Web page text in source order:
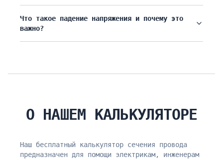
Что такое падение напряжения и почему это
важно?
О НАШЕМ КАЛЬКУЛЯТОРЕ
Наш бесплатный калькулятор сечения провода
предназначен для помощи электрикам, инженерам